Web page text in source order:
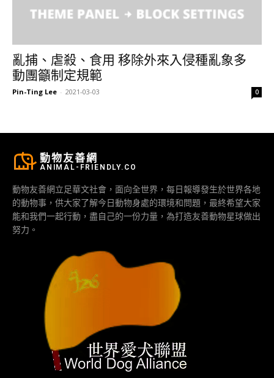
亂捕、虐殺、食用 移除外來入侵種亂象多
動團籲制定規範
Pin-Ting Lee - 2021-03-03 0
動物友善網
ANIMAL-FRIENDLY.CO
動物友善網立足華文社會，面向全世界，每日報導發生於世界各地
的動物事，供大家了解今日動物身處的環境和問題，最終希望大家
能和我們一起行動，盡自己的一份力量，為打造友善動物星球做出
努力。